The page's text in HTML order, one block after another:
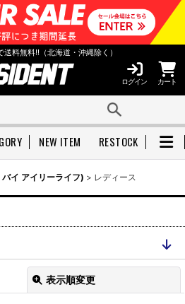
料無料!!（北海道・沖縄除く）
ログイン カート
NEW ITEM RESTOCK
イ アイリーライフ) > レディース
ヘッドウェア
表示順変更